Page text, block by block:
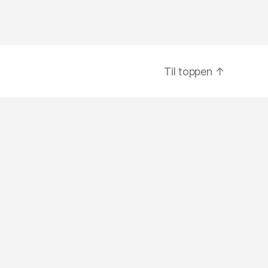
Til toppen ↑